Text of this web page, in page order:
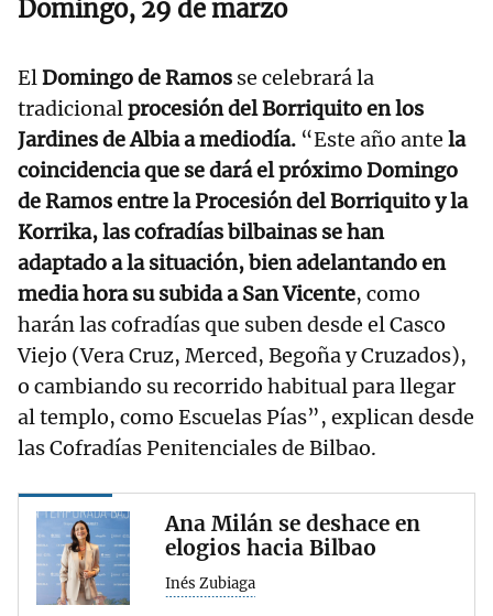
Domingo, 29 de marzo
ElDomingo de Ramos se celebrará la
tradicionalprocesión del Borriquito en los
Jardines de Albia a mediodía. “Este año ante la
coincidencia que se dará el próximo Domingo
de Ramos entre la Procesión del Borriquito y la
Korrika, las cofradías bilbainas se han
adaptado a la situación, bien adelantando en
media hora su subida a San Vicente, como
harán las cofradías que suben desde el Casco
Viejo (Vera Cruz, Merced, Begoña y Cruzados),
o cambiando su recorrido habitual para llegar
al templo, como Escuelas Pías”, explican desde
las Cofradías Penitenciales de Bilbao.
Ana Milán se deshace en
elogios hacia Bilbao
Inés Zubiaga